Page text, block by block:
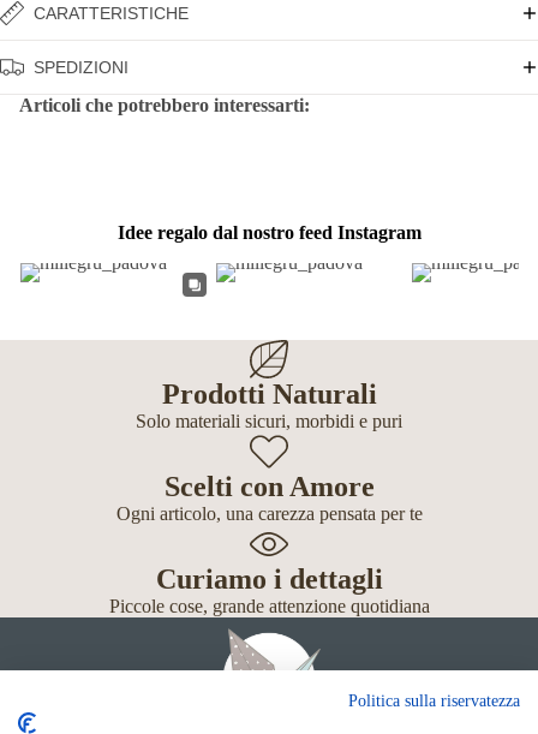
CARATTERISTICHE
SPEDIZIONI
Articoli che potrebbero interessarti:
Idee regalo dal nostro feed Instagram
Prodotti Naturali
Solo materiali sicuri, morbidi e puri
Scelti con Amore
Ogni articolo, una carezza pensata per te
Curiamo i dettagli
Piccole cose, grande attenzione quotidiana
Politica sulla riservatezza